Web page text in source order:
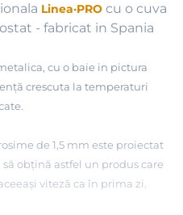
Linea·PROcu o cuva
- fabricat in Spania
cu o baie in pictura
crescuta la temperaturi
de 1,5 mm este proiectat
obţină astfel un produs care
viteză ca în prima zi.